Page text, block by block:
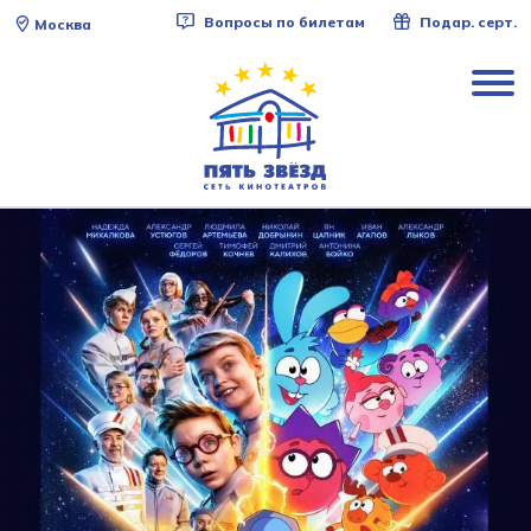
Москва Вопросы по билетам Подар. серт.